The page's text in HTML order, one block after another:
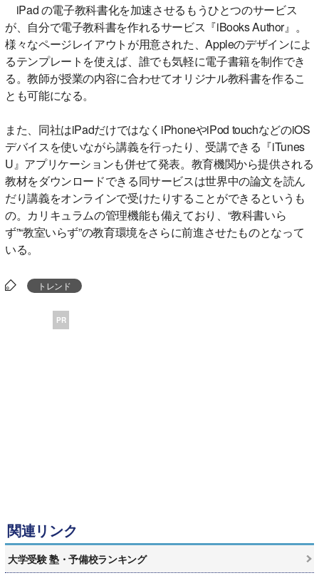
iPad の電子教科書化を加速させるもうひとつのサービス
が、自分で電子教科書を作れるサービス『iBooks Author』。
様々なページレイアウトが用意された、Appleのデザインによ
るテンプレートを使えば、誰でも気軽に電子書籍を制作でき
る。教師が授業の内容に合わせてオリジナル教科書を作るこ
とも可能になる。
また、同社はiPadだけではなくiPhoneやiPod touchなどのiOS
デバイスを使いながら講義を行ったり、受講できる『iTunes
U』アプリケーションも併せて発表。教育機関から提供される
教材をダウンロードできる同サービスは世界中の論文を読ん
だり講義をオンラインで受けたりすることができるというも
の。カリキュラムの管理機能も備えており、“教科書いら
ず”“教室いらず”の教育環境をさらに前進させたものとなって
いる。
トレンド
PR
関連リンク
大学受験 塾・予備校ランキング